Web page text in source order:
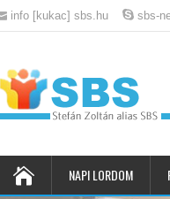
info [kukac] sbs.hu sbs-
NAPI LORDOM